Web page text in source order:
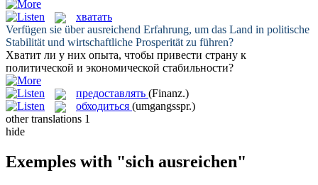
хватать
Verfügen sie überausreichend Erfahrung, um das Land in politische
Stabilität und wirtschaftliche Prosperität zu führen?
Хватит ли у них опыта, чтобы привести страну к
политической и экономической стабильности?
предоставлять (Finanz.)
обходиться (umgangsspr.)
other translations 1
hide
Exemples with "sich ausreichen"